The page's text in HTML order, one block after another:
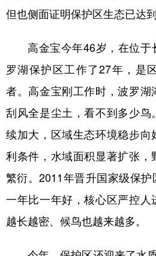
陕西 甘肃
多语种频道
English Español
Русский язык
Deutsch Português
但也侧面证明保护区生态已达
高金宝今年46岁，在位
罗湖保护区工作了27年，是
者。高金宝刚工作时，波罗
刮风全是尘土，看不到多少
续加大，区域生态环境稳步
利条件，水域面积显著扩张
繁衍。2011年晋升国家级保
一年比一年好，核心区严控
越长越密、候鸟也越来越多。